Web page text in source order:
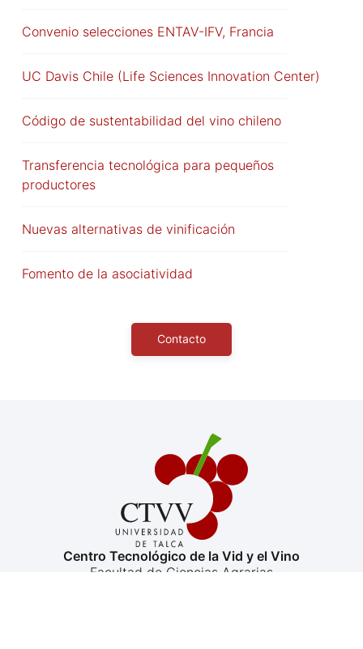
Convenio selecciones ENTAV-IFV, Francia
UC Davis Chile (Life Sciences Innovation Center)
Código de sustentabilidad del vino chileno
Transferencia tecnológica para pequeños
productores
Nuevas alternativas de vinificación
Fomento de la asociatividad
Contacto
Centro Tecnológico de la Vid y el Vino
Facultad de Ciencias Agrarias